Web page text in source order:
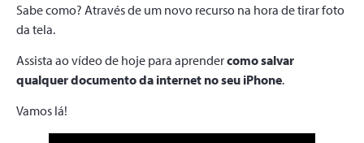
Sabe como? Através de um novo recurso na hora de tirar foto
da tela.
Assista ao vídeo de hoje para aprendercomo salvar
qualquer documento da internet no seu iPhone.
Vamos lá!